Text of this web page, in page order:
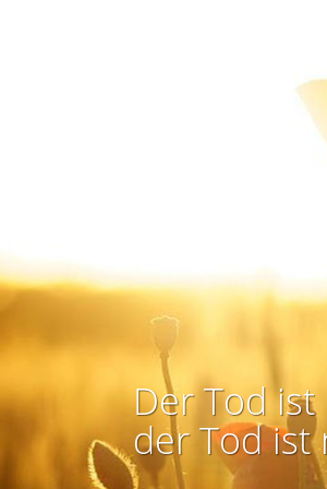
Der Tod
der Tod ist